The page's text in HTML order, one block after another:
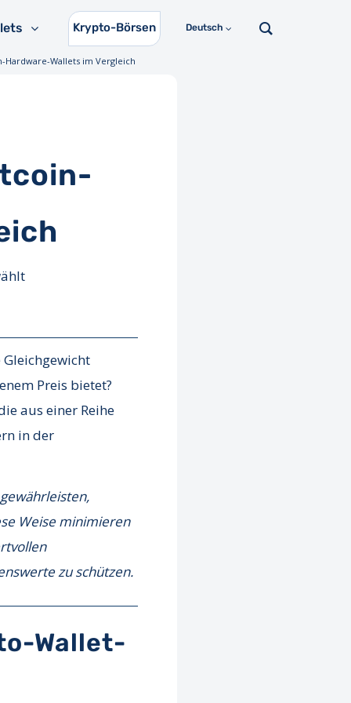
Krypto-Börsen Deutsch
Hardware-Wallets im Vergleich
Preis bietet?
aus einer Reihe
in der
Weise minimieren
zu schützen.
Wallet-